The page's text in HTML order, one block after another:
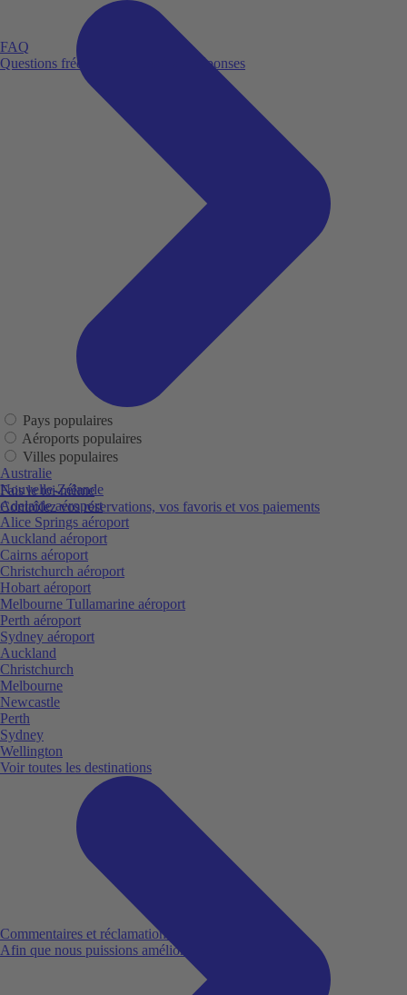
FAQ
Questions fréquemment posées et réponses
Fais le toi-même
Contrôlez vos réservations, vos favoris et vos paiements
Commentaires et réclamations
Afin que nous puissions améliorer votre expérience
Pays populaires
Aéroports populaires
Villes populaires
Australie
Nouvelle-Zélande
Adelaide aéroport
Alice Springs aéroport
Auckland aéroport
Cairns aéroport
Christchurch aéroport
Hobart aéroport
Melbourne Tullamarine aéroport
Perth aéroport
Sydney aéroport
Auckland
Christchurch
Melbourne
Newcastle
Perth
Sydney
Wellington
Voir toutes les destinations